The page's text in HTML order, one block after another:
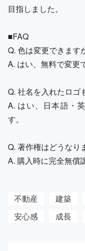
目指しました。
■FAQ
Q. 色は変更できます
A. はい、無料で変更
Q. 社名を入れたロゴ
A. はい、日本語・
す。
Q. 著作権はどうなり
A. 購入時に完全無償
不動産 建築
安心感
成長